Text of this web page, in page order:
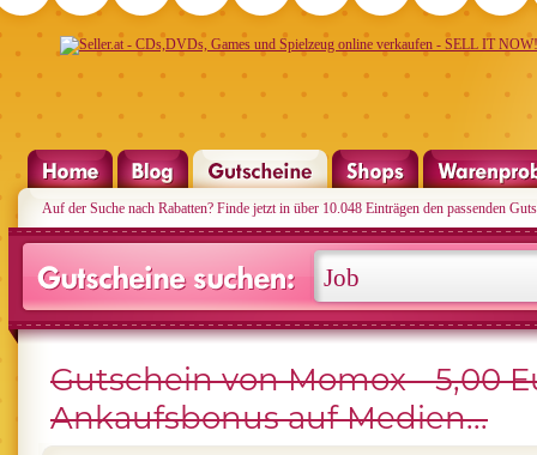
Auf der Suche nach Rabatten? Finde jetzt in über 10.048 Einträgen den passenden
Gutschein von Momox - 5,00
Ankaufsbonus auf Medien...